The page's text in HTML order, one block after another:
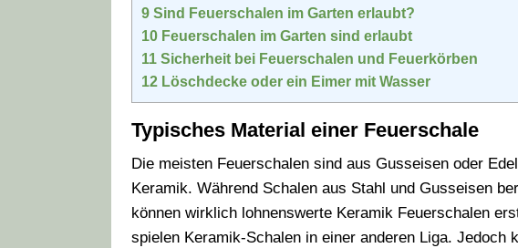
9 Sind Feuerschalen im Garten erlaubt?
10 Feuerschalen im Garten sind erlaubt
11 Sicherheit bei Feuerschalen und Feuerkörben
12 Löschdecke oder ein Eimer mit Wasser
Typisches Material einer Feuerschale
Die meisten Feuerschalen sind aus Gusseisen oder
Keramik. Während Schalen aus Stahl und Gusseisen
können wirklich lohnenswerte Keramik Feuerschalen
spielen Keramik-Schalen in einer anderen Liga. Jedoch